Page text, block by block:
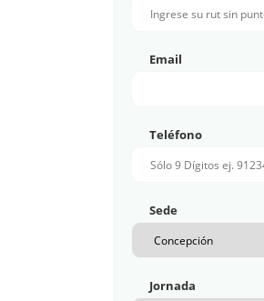
Email
Teléfono
Sede
Jornada